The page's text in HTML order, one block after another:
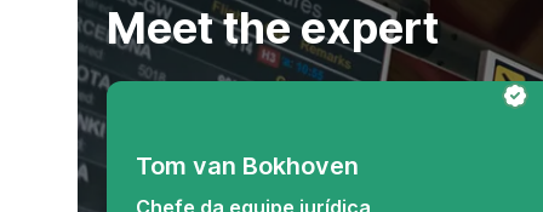
Meet the expert
Tom van Bokhoven
Chefe da equipe jurídica